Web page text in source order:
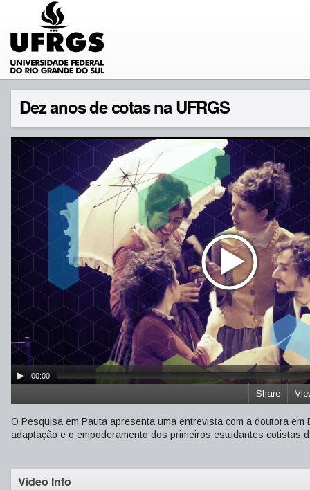
Dez anos de cotas na UFRGS
00:00
Share
O Pesquisa em Pauta apresenta uma entrevista com a doutora
adaptação e o empoderamento dos primeiros estudantes cotistas
Video Info